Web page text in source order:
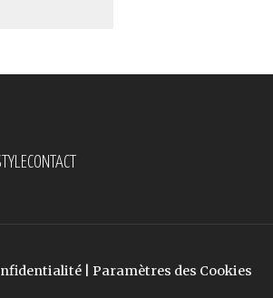
CONTACT
Paramètres des Cookies